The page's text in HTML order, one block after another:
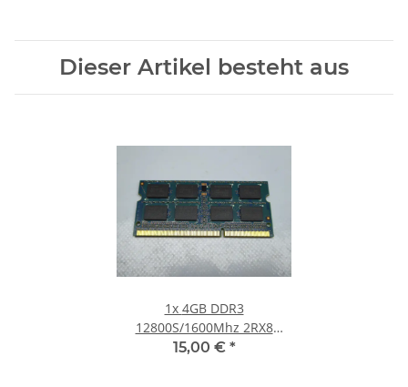
Dieser Artikel besteht aus
1x 4GB DDR3
12800S/1600Mhz 2RX8
Notebook SO-DIMM RAM
15,00 € *